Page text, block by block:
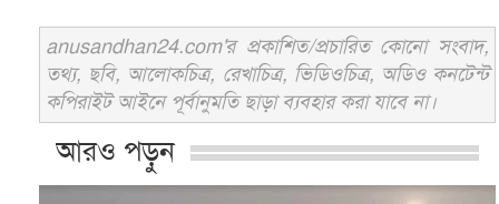
anusandhan24.com'র প্রকাশিত/প্রচারিত কোনো সংবাদ,
তথ্য, ছবি, আলোকচিত্র, রেখাচিত্র, ভিডিওচিত্র, অডিও কনটেন্ট
কপিরাইট আইনে পূর্বানুমতি ছাড়া ব্যবহার করা যাবে না।
আরও পড়ুন